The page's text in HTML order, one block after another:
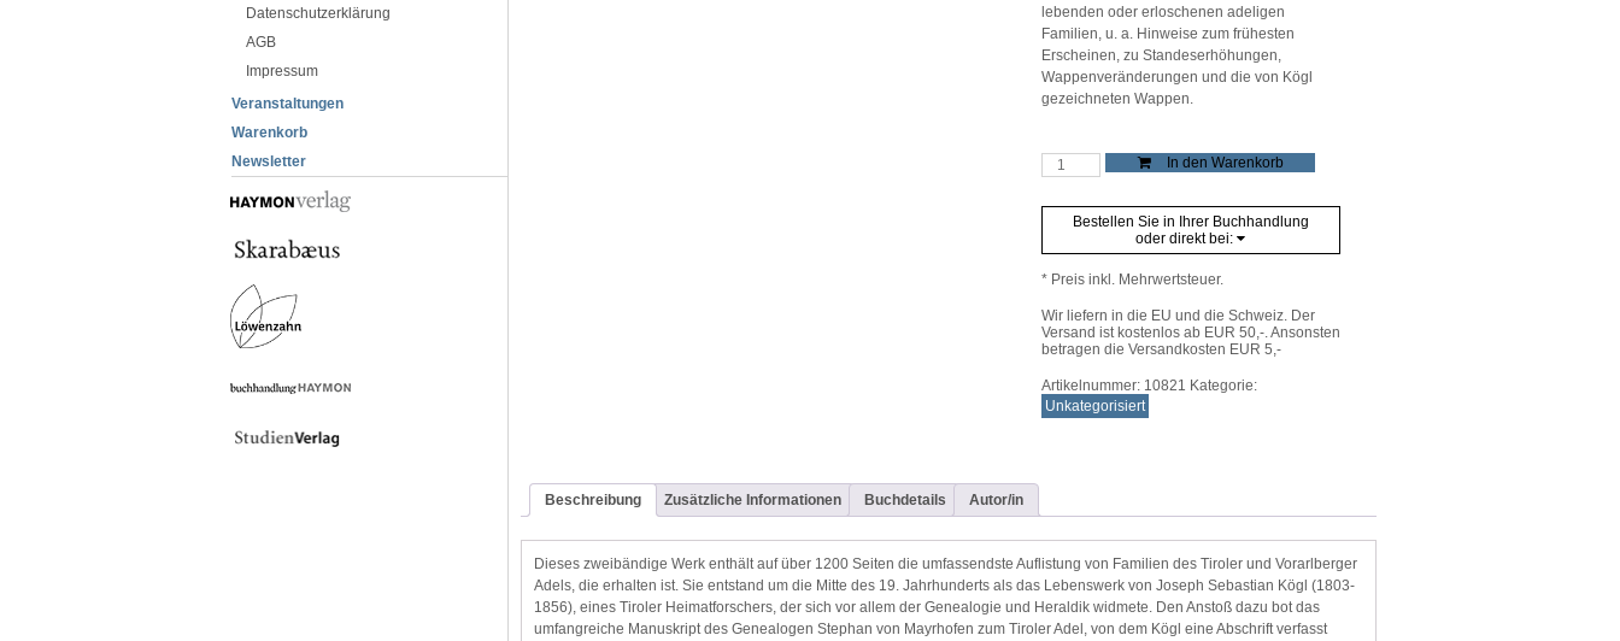
Datenschutzerklärung
AGB
Impressum
Veranstaltungen
Warenkorb
Newsletter
lebenden oder erloschenen adeligen
Familien, u. a. Hinweise zum frühesten
Erscheinen, zu Standeserhöhungen,
Wappenveränderungen und die von Kögl
gezeichneten Wappen.
Genealogisch-
heraldisches
von
Menge
In den Warenkorb
Bestellen Sie in Ihrer Buchhandlung
oder direkt bei:
* Preis inkl. Mehrwertsteuer.
Wir liefern in die EU und die Schweiz. Der
Versand ist kostenlos ab EUR 50,-. Ansonsten
betragen die Versandkosten EUR 5,-
Artikelnummer: 10821 Kategorie:
Unkategorisiert
Beschreibung Zusätzliche Informationen Buchdetails Autor/in
Dieses zweibändige Werk enthält auf über 1200 Seiten die umfassendste Auflistung von Familien des Tiroler und Vorarlberger
Adels, die erhalten ist. Sie entstand um die Mitte des 19. Jahrhunderts als das Lebenswerk von Joseph Sebastian Kögl (1803-
1856), eines Tiroler Heimatforschers, der sich vor allem der Genealogie und Heraldik widmete. Den Anstoß dazu bot das
umfangreiche Manuskript des Genealogen Stephan von Mayrhofen zum Tiroler Adel, von dem Kögl eine Abschrift verfasst